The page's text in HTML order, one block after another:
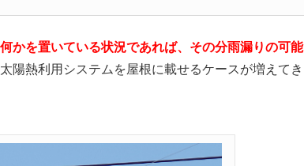
かを置いている状況であれば、その分雨漏りの可能
陽熱利用システムを屋根に載せるケースが増えてき